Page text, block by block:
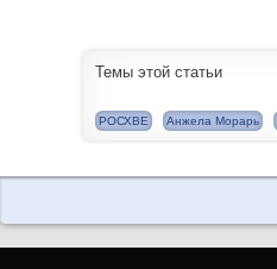
Темы этой статьи
РОСХВЕ Анжела Морарь